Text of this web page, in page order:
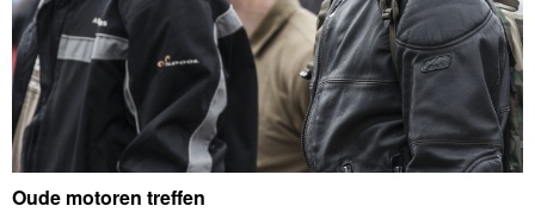
Oude motoren treffen